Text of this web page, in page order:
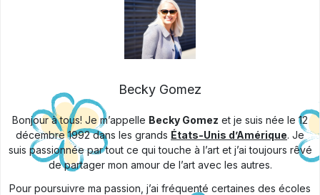
Becky Gomez
Bonjour à tous! Je m’appelle Becky Gomez et je suis née le 12
décembre 1992 dans les grands États-Unis d’Amérique. Je
suis passionnée par tout ce qui touche à l’art et j’ai toujours rêvé
de partager mon amour de l’art avec les autres.
Pour poursuivre ma passion, j’ai fréquenté certaines des écoles